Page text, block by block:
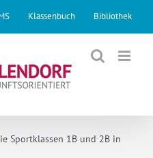
Klassenbuch Bibliothek
Sportklassen 1B und 2B in